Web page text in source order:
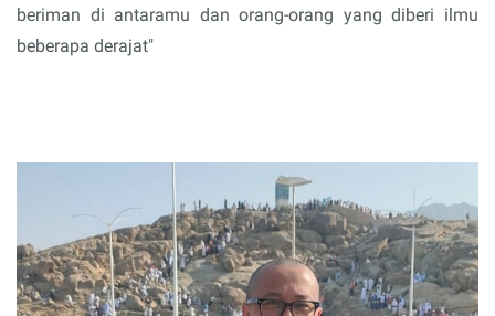
"Allah akan mengangkat (derajat) orang-orang yang
beriman di antaramu dan orang-orang yang diberi ilmu